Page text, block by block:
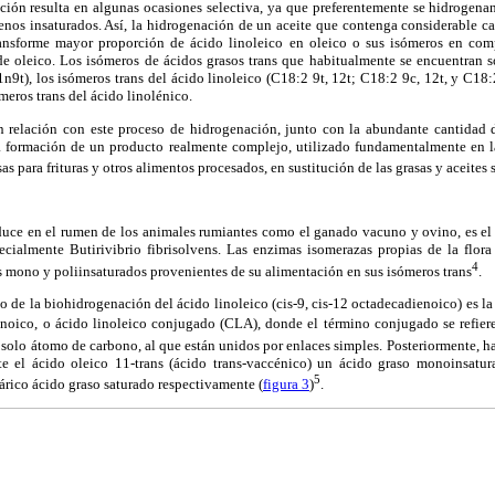
resulta en algunas ocasiones selectiva, ya que preferentemente se
insaturados. Así, la hidrogenación de un aceite que contenga considerable
mayor proporción de ácido linoleico en oleico o sus isómeros en
oleico. Los isómeros de ácidos grasos trans que habitualmente se encuentran
los isómeros trans del ácido linoleico (C18:2 9t, 12t; C18:2 9c, 12t, y
trans del ácido linolénico.
relación con este proceso de hidrogenación, junto con la abundante
de un producto realmente complejo, utilizado fundamentalmente en
para frituras y otros alimentos procesados, en sustitución de las grasas y aceites
en el rumen de los animales rumiantes como el ganado vacuno y ovino, es
Butirivibrio fibrisolvens. Las enzimas isomerazas propias de la
mono y poliinsaturados provenientes de su alimentación en sus isómeros trans4
de la biohidrogenación del ácido linoleico (cis-9, cis-12 octadecadienoico) es
o ácido linoleico conjugado (CLA), donde el término conjugado se
átomo de carbono, al que están unidos por enlaces simples. Posteriormente,
el ácido oleico 11-trans (ácido trans-vaccénico) un ácido graso
ácido graso saturado respectivamente (figura 3)5.